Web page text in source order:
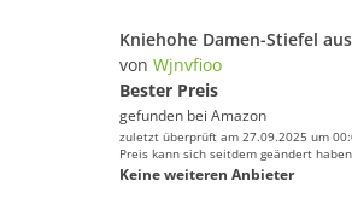
von Wjnvfioo
Bester Preis
gefunden bei Amazon
zuletzt überprüft am 27.09.2025 um
Preis kann sich seitdem geändert
Keine weiteren Anbieter